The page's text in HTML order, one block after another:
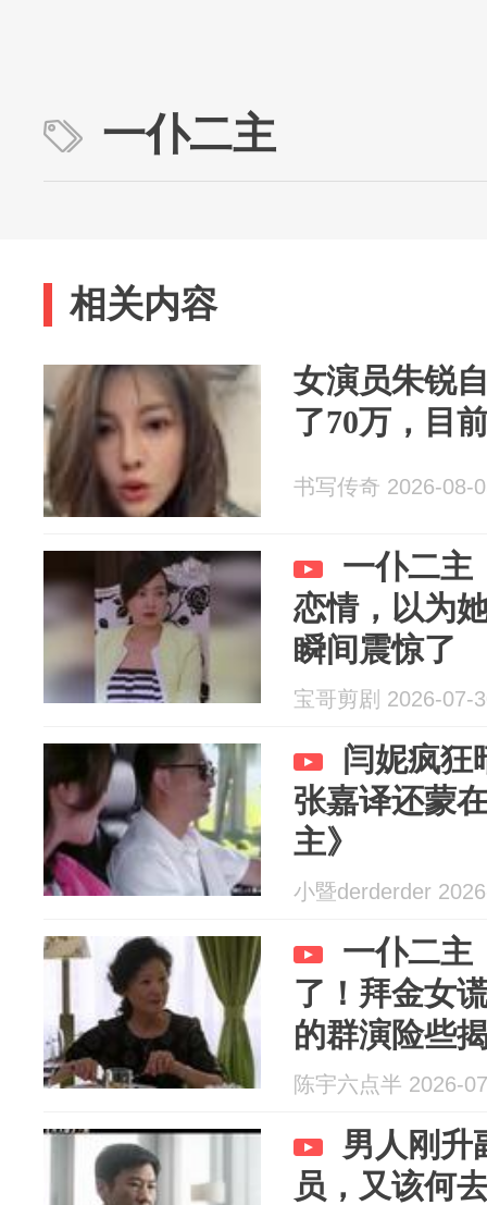
一仆二主
相关内容
女演员朱锐
了70万，目
书写传奇 2026-08-
一仆二主
恋情，以为
瞬间震惊了
宝哥剪剧 2026-07-
闫妮疯狂
张嘉译还蒙
主》
小暨derderder
一仆二主
了！拜金女
的群演险些
陈宇六点半 2026-
男人刚升
员，又该何